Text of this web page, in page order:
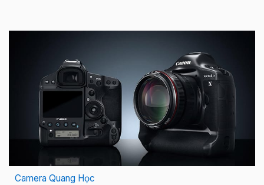
Camera Quang Học